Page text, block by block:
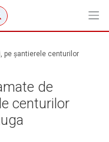
pe șantierele centurilor
de
centurilor